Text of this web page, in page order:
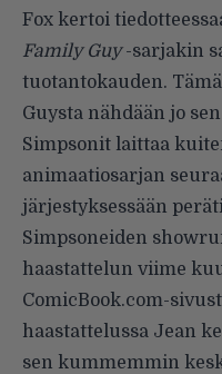
Fox kertoi
Family Guy-sarjakin
tuotantokauden.
Guysta nähdään jo
Simpsonit laittaa
animaatiosarjan
järjestyksessään
Simpsoneiden
haastattelun viime
ComicBook.com-
haastattelussa Jean
sen kummemmin